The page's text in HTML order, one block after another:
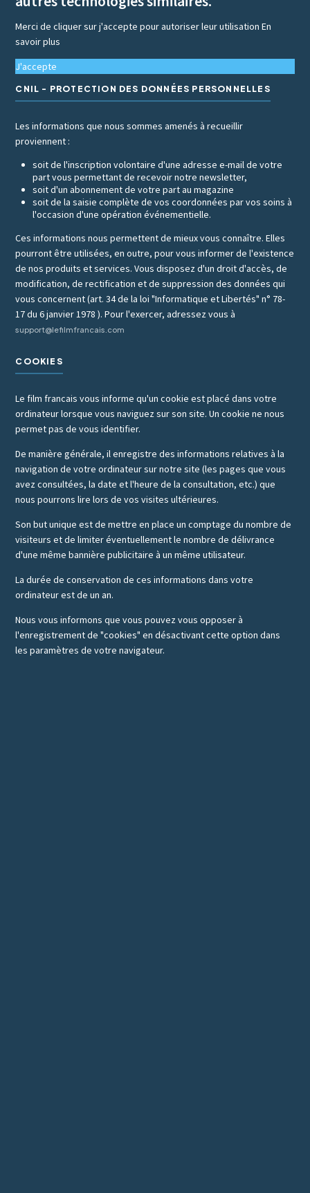
Merci de cliquer sur j'accepte pour autoriser leur utilisationEn
savoir plus
J'accepte
CNIL - PROTECTION DES DONNÉES PERSONNELLES
Les informations que nous sommes amenés à recueillir
proviennent :
soit de l'inscription volontaire d'une adresse e-mail de votre
part vous permettant de recevoir notre newsletter,
soit d'un abonnement de votre part au magazine
soit de la saisie complète de vos coordonnées par vos soins à
l'occasion d'une opération événementielle.
Ces informations nous permettent de mieux vous connaître. Elles
pourront être utilisées, en outre, pour vous informer de l'existence
de nos produits et services. Vous disposez d'un droit d'accès, de
modification, de rectification et de suppression des données qui
vous concernent (art. 34 de la loi "Informatique et Libertés" n° 78-
17 du 6 janvier 1978 ). Pour l'exercer, adressez vous à
support@lefilmfrancais.com
COOKIES
Le film francais vous informe qu'un cookie est placé dans votre
ordinateur lorsque vous naviguez sur son site. Un cookie ne nous
permet pas de vous identifier.
De manière générale, il enregistre des informations relatives à la
navigation de votre ordinateur sur notre site (les pages que vous
avez consultées, la date et l'heure de la consultation, etc.) que
nous pourrons lire lors de vos visites ultérieures.
Son but unique est de mettre en place un comptage du nombre de
visiteurs et de limiter éventuellement le nombre de délivrance
d'une même bannière publicitaire à un même utilisateur.
La durée de conservation de ces informations dans votre
ordinateur est de un an.
Nous vous informons que vous pouvez vous opposer à
l'enregistrement de "cookies" en désactivant cette option dans
les paramètres de votre navigateur.